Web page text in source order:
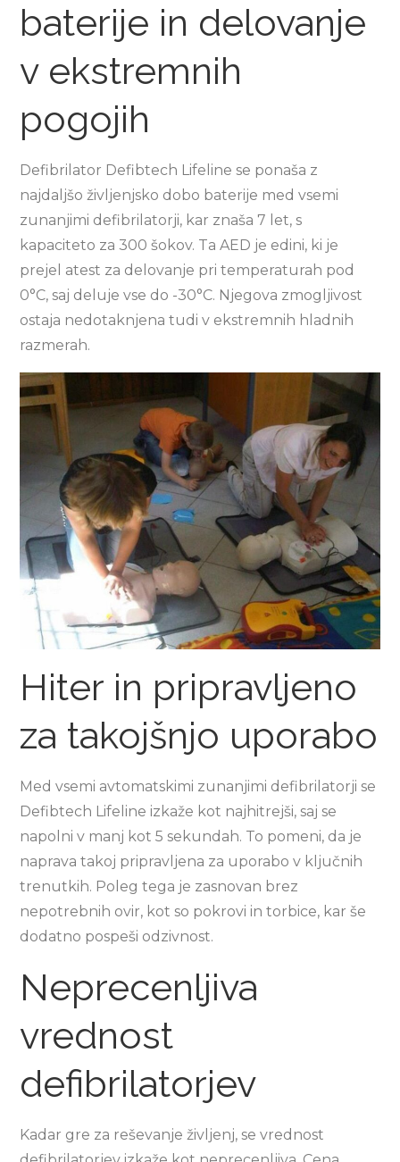
baterije in delovanje
v ekstremnih
pogojih
Defibrilator Defibtech Lifeline se ponaša z
najdaljšo življenjsko dobo baterije med vsemi
zunanjimi defibrilatorji, kar znaša 7 let, s
kapaciteto za 300 šokov. Ta AED je edini, ki je
prejel atest za delovanje pri temperaturah pod
0°C, saj deluje vse do -30°C. Njegova zmogljivost
ostaja nedotaknjena tudi v ekstremnih hladnih
razmerah.
Hiter in pripravljeno
za takojšnjo uporabo
Med vsemi avtomatskimi zunanjimi defibrilatorji se
Defibtech Lifeline izkaže kot najhitrejši, saj se
napolni v manj kot 5 sekundah. To pomeni, da je
naprava takoj pripravljena za uporabo v ključnih
trenutkih. Poleg tega je zasnovan brez
nepotrebnih ovir, kot so pokrovi in torbice, kar še
dodatno pospeši odzivnost.
Neprecenljiva
vrednost
defibrilatorjev
Kadar gre za reševanje življenj, se vrednost